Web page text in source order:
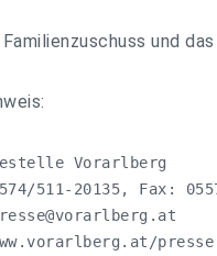
und
Vorarlberg
511-20135, Fax:
presse